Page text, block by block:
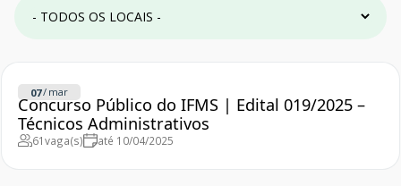
07/ mar
Concurso Público do IFMS | Edital 019/2025 –
Técnicos Administrativos
61vaga(s) até 10/04/2025